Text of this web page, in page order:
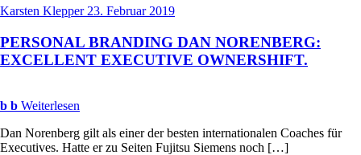
Karsten Klepper23. Februar 2019
PERSONAL BRANDING DAN NORENBERG:
EXCELLENT EXECUTIVE OWNERSHIFT.
b b Weiterlesen
Dan Norenberg gilt als einer der besten internationalen Coaches für
Executives. Hatte er zu Seiten Fujitsu Siemens noch […]